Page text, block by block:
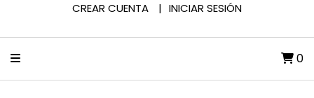
CREAR CUENTA INICIAR SESIÓN
0